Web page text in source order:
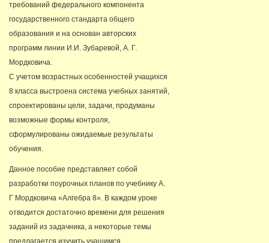
требований федерального компонента
государственного стандарта общего
образования и на основан авторских
программ линии И.И. Зубаревой, А. Г.
Мордковича.
С учетом возрастных особенностей учащихся
8 класса выстроена система учебных занятий,
спроектированы цели, задачи, продуманы
возможные формы контроля,
сформулированы ожидаемые результаты
обучения.
Данное пособие представляет собой
разработки поурочных планов по учебнику А.
Г Мордковича «Алгебра 8». В каждом уроке
отводится достаточно времени для решения
заданий из задачника, а некоторые темы
предлагается изучить учащимся